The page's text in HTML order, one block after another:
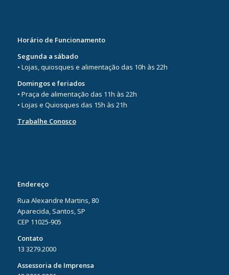
Horário de Funcionamento
Segunda a sábado
• Lojas, quiosques e alimentação das 10h às 22h
Domingos e feriados
• Praça de alimentação das 11h às 22h
• Lojas e Quiosques das 15h às 21h
Trabalhe Conosco
Endereço
Rua Alexandre Martins, 80
Aparecida, Santos, SP
CEP 11025-905
Contato
13 3279.2000
Assessoria de Imprensa